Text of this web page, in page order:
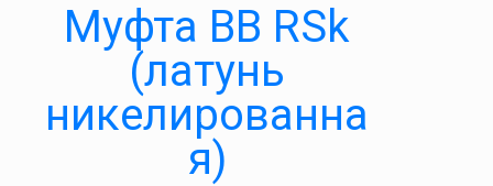
Муфта ВВ RSk
(латунь
никелированна
я)